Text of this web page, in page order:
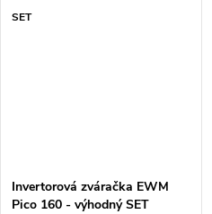
SET
Invertorová zváračka EWM
Pico 160 - výhodný SET